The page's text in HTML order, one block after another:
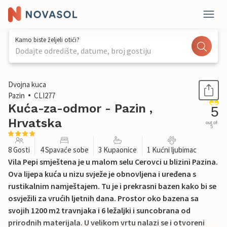
Kamo biste željeli otići?
Dodajte odredište, datume, broj gostiju
1 / 58
Dvojna kuca
Pazin
CLI277
Kuća-za-odmor - Pazin ,
Hrvatska
5
out of
5
8 Gosti 4 Spavaće sobe 3 Kupaonice 1 Kućni ljubimac
Vila Pepi smještena je u malom selu Cerovci u blizini Pazina.
Ova lijepa kuća u nizu svježe je obnovljena i uređena s
rustikalnim namještajem. Tu je i prekrasni bazen kako bi se
osvježili za vrućih ljetnih dana. Prostor oko bazena sa
svojih 1200 m2 travnjaka i 6 ležaljki i suncobrana od
prirodnih materijala. U velikom vrtu nalazi se i otvoreni